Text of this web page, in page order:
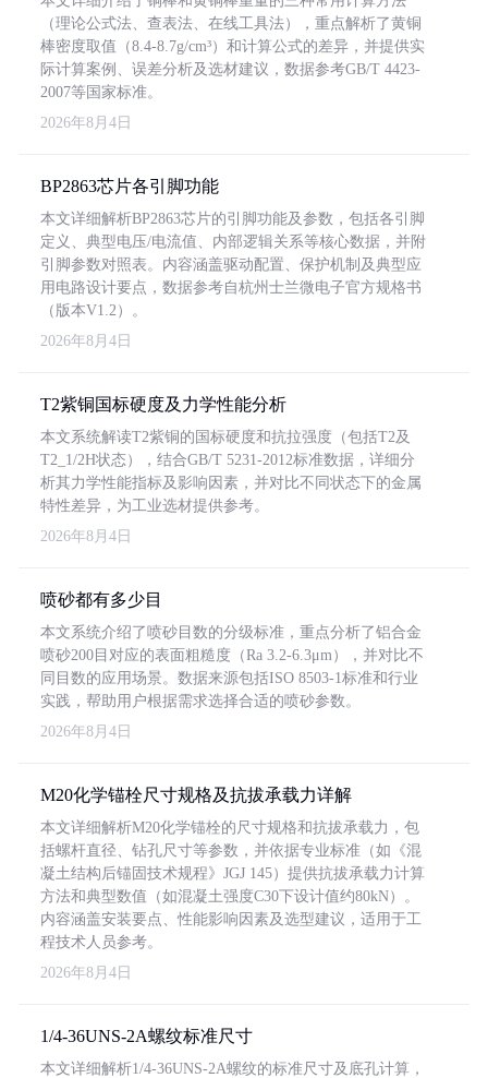
（理论公式法、查表法、在线工具法），重点解析了黄铜
棒密度取值（8.4-8.7g/cm³）和计算公式的差异，并提供实
际计算案例、误差分析及选材建议，数据参考GB/T 4423-
2007等国家标准。
2026年8月4日
BP2863芯片各引脚功能
本文详细解析BP2863芯片的引脚功能及参数，包括各引脚
定义、典型电压/电流值、内部逻辑关系等核心数据，并附
引脚参数对照表。内容涵盖驱动配置、保护机制及典型应
用电路设计要点，数据参考自杭州士兰微电子官方规格书
（版本V1.2）。
2026年8月4日
T2紫铜国标硬度及力学性能分析
本文系统解读T2紫铜的国标硬度和抗拉强度（包括T2及
T2_1/2H状态），结合GB/T 5231-2012标准数据，详细分
析其力学性能指标及影响因素，并对比不同状态下的金属
特性差异，为工业选材提供参考。
2026年8月4日
喷砂都有多少目
本文系统介绍了喷砂目数的分级标准，重点分析了铝合金
喷砂200目对应的表面粗糙度（Ra 3.2-6.3μm），并对比不
同目数的应用场景。数据来源包括ISO 8503-1标准和行业
实践，帮助用户根据需求选择合适的喷砂参数。
2026年8月4日
M20化学锚栓尺寸规格及抗拔承载力详解
本文详细解析M20化学锚栓的尺寸规格和抗拔承载力，包
括螺杆直径、钻孔尺寸等参数，并依据专业标准（如《混
凝土结构后锚固技术规程》JGJ 145）提供抗拔承载力计算
方法和典型数值（如混凝土强度C30下设计值约80kN）。
内容涵盖安装要点、性能影响因素及选型建议，适用于工
程技术人员参考。
2026年8月4日
1/4-36UNS-2A螺纹标准尺寸
本文详细解析1/4-36UNS-2A螺纹的标准尺寸及底孔计算，